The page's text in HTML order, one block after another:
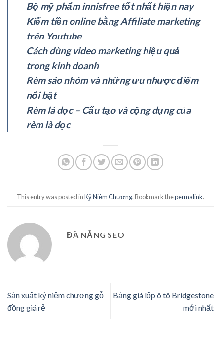
Bộ mỹ phẩm innisfree tốt nhất hiện nay
Kiếm tiền online bằng Affiliate marketing
trên Youtube
Cách dùng video marketing hiệu quả
trong kinh doanh
Rèm sáo nhôm và những ưu nhược điểm
nổi bật
Rèm lá dọc – Cấu tạo và cộng dụng của
rèm là dọc
This entry was posted inKỷ Niệm Chương. Bookmark thepermalink.
ĐÀ NẴNG SEO
Sản xuất kỷ niệm chương gỗ
đồng giá rẻ
Bảng giá lốp ô tô Bridgestone
mới nhất